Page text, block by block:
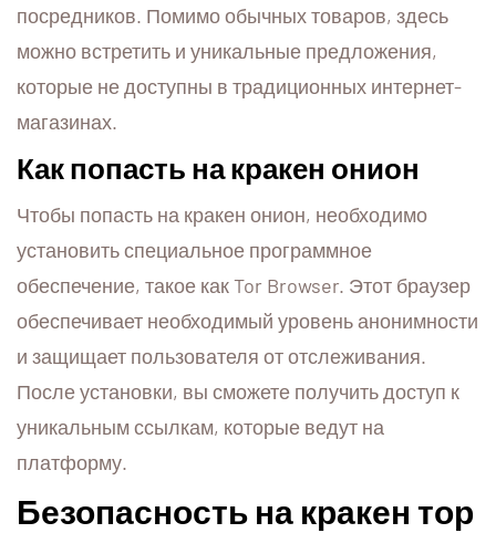
посредников. Помимо обычных товаров, здесь
можно встретить и уникальные предложения,
которые не доступны в традиционных интернет-
магазинах.
Как попасть на кракен онион
Чтобы попасть на кракен онион, необходимо
установить специальное программное
обеспечение, такое как Tor Browser. Этот браузер
обеспечивает необходимый уровень анонимности
и защищает пользователя от отслеживания.
После установки, вы сможете получить доступ к
уникальным ссылкам, которые ведут на
платформу.
Безопасность на кракен тор